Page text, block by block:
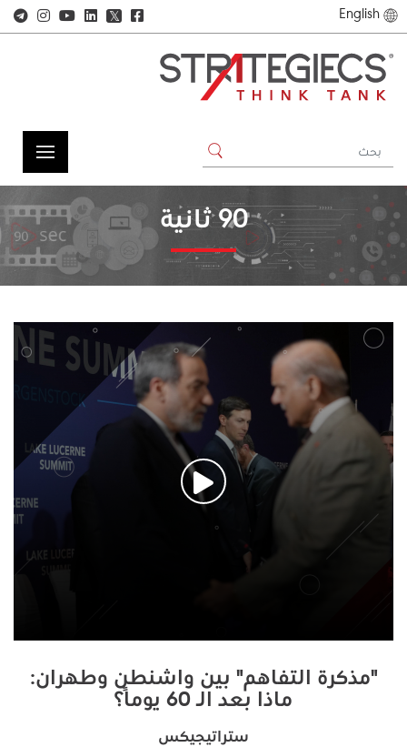
English
𝕏
90 ثانية
"مذكرة التفاهم" بين واشنطن وطهران:
ماذا بعد الـ 60 يومًا؟
ستراتيجيكس